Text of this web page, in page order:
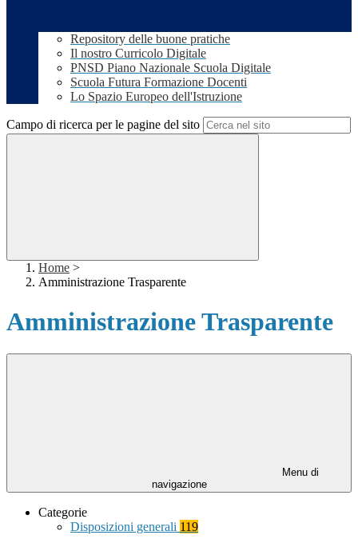
Repository delle buone pratiche
Il nostro Curricolo Digitale
PNSD Piano Nazionale Scuola Digitale
Scuola Futura Formazione Docenti
Lo Spazio Europeo dell'Istruzione
Campo di ricerca per le pagine del sito
Home >
Amministrazione Trasparente
Amministrazione Trasparente
Menu di
navigazione
Categorie
Disposizioni generali 119